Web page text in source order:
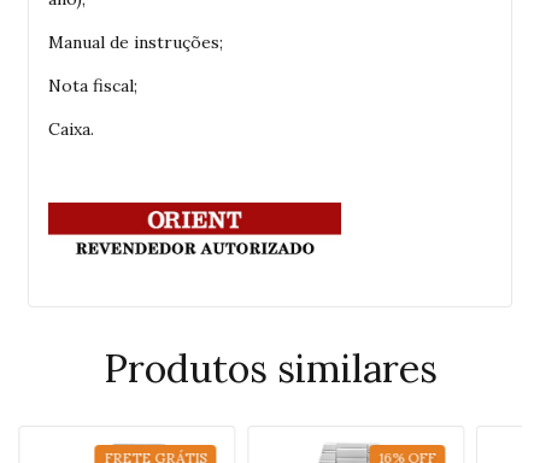
Manual de instruções;
Nota fiscal;
Caixa.
Produtos similares
FRETE GRÁTIS 16% OFF